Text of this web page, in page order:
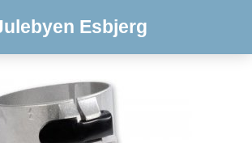
Esbjerg